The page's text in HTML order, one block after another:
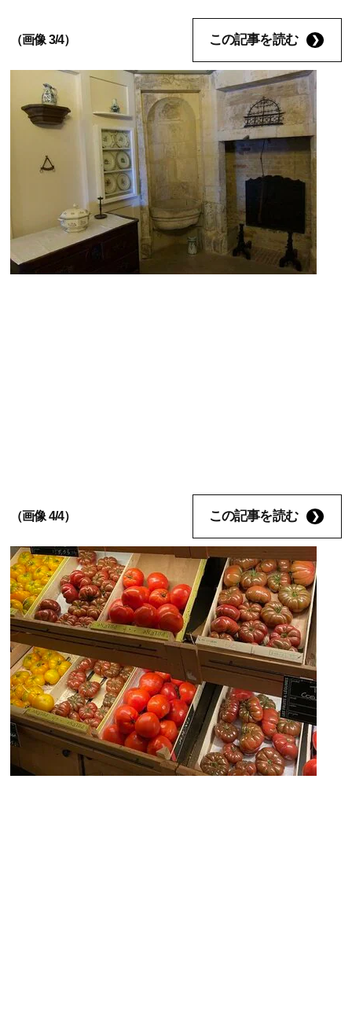
（画像 3/4） この記事を読む
（画像 4/4） この記事を読む